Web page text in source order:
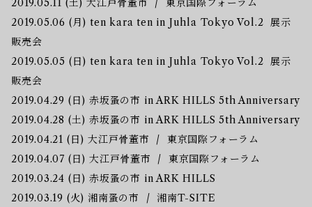
2019.05.11 (土) 大江戸骨董市 / 東京国際フォーラム
2019.05.06 (月) ten kara ten in Juhla Tokyo Vol.2 展示
販売会
2019.05.05 (日) ten kara ten in Juhla Tokyo Vol.2 展示
販売会
2019.04.29 (日) 赤坂蚤の市 in ARK HILLS 5th Anniversary
2019.04.28 (土) 赤坂蚤の市 in ARK HILLS 5th Anniversary
2019.04.21 (日) 大江戸骨董市 / 東京国際フォーラム
2019.04.07 (日) 大江戸骨董市 / 東京国際フォーラム
2019.03.24 (日) 赤坂蚤の市 in ARK HILLS
2019.03.19 (火) 湘南蚤の市 / 湘南T-SITE